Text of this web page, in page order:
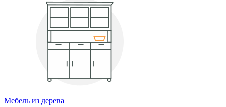
Мебель из дерева